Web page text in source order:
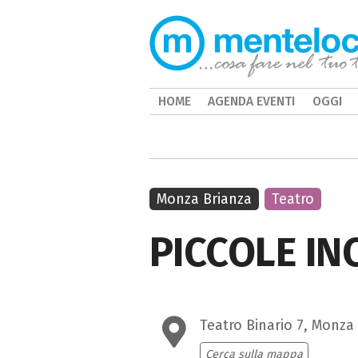
PICCOLE
Teatro Binario 7, Monza
Cerca sulla mappa
Monza Brianza Teatro
HOME AGENDA EVENTI OGGI